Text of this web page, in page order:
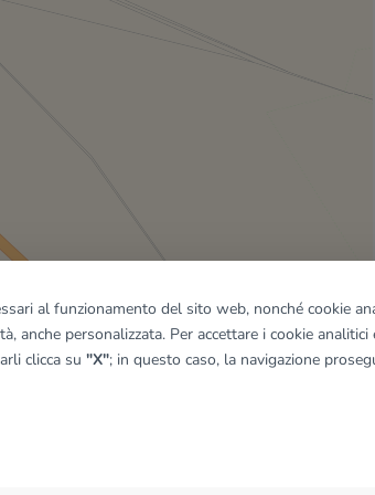
del riquadro
al funzionamento del sito web, nonché cookie
anche personalizzata. Per accettare i cookie analitici
clicca su "X"; in questo caso, la navigazione